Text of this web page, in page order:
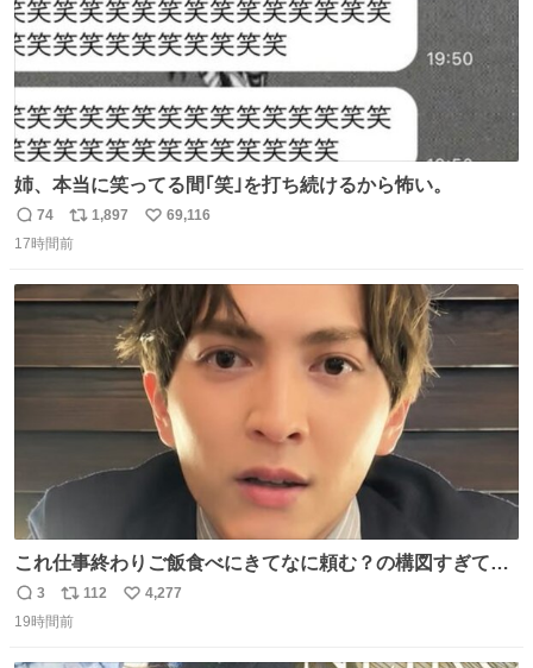
姉、本当に笑ってる間｢笑｣を打ち続けるから怖い。
返
信
74
リ
ポ
ト
数
1,897
い
数
69,116
17時間前
これ仕事終わりご飯食べにきてなに頼む？の構図すぎて…
😭
返
信
3
リ
ポ
112
い
4,277
19時間前